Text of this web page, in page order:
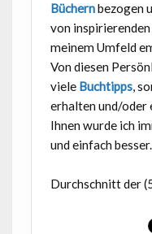
Büchernbezogen
von
meinem Umfeld
Von diesen
viele Buchtipps,
erhalten und/oder
Ihnen wurde ich
und einfach
Durchschnitt der